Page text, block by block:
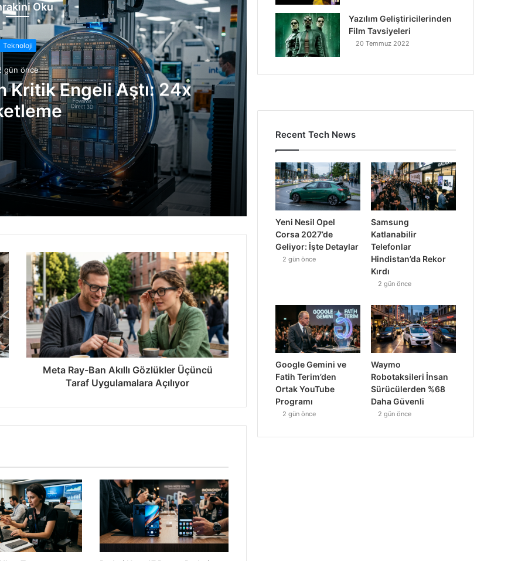
Oku
Teknoloji
gün önce
Kritik Engeli Aştı: 24x
Paketleme
Detaylar
Rekor Kırdı
YouTube Programı
%68 Daha Güvenli
Ertelendi
Meta Ray-Ban Akıllı Gözlükler Üçüncü
Taraf Uygulamalara Açılıyor
Yazılım Geliştiricilerinden
Film Tavsiyeleri
20 Temmuz 2022
Recent Tech News
Yeni Nesil Opel
Corsa 2027’de
Geliyor: İşte Detaylar
2 gün önce
Samsung
Katlanabilir
Telefonlar
Hindistan’da Rekor
Kırdı
2 gün önce
Google Gemini ve
Fatih Terim’den
Ortak YouTube
Programı
2 gün önce
Waymo
Robotaksileri İnsan
Sürücülerden %68
Daha Güvenli
2 gün önce